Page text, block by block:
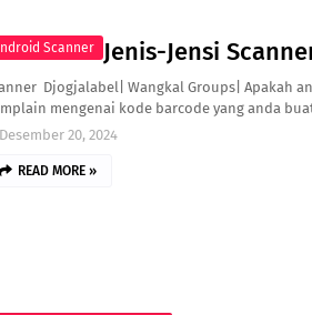
Scanner Jenis-Jensi
Djogjalabel| Wangkal Groups| Apakah
mengenai kode barcode yang anda
Desember 20, 2024
READ MORE »